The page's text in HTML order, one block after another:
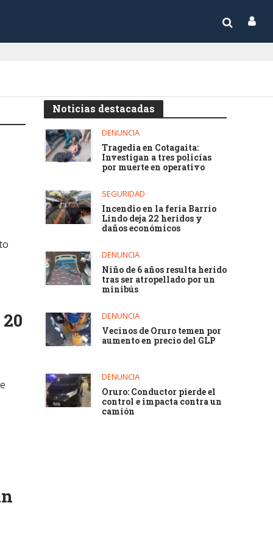
Noticias destacadas
DENUNCIA
Tragedia en Cotagaita:
Investigan a tres policías
por muerte en operativo
SEGURIDAD
Incendio en la feria Barrio
Lindo deja 22 heridos y
daños económicos
DENUNCIA
Niño de 6 años resulta herido
tras ser atropellado por un
minibús
DENUNCIA
Vecinos de Oruro temen por
aumento en precio del GLP
DENUNCIA
Oruro: Conductor pierde el
control e impacta contra un
camión